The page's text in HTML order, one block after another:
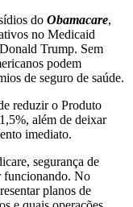
do Obamacare,
no Medicaid
Trump. Sem
podem
de seguro de saúde.
reduzir o Produto
além de deixar
imediato.
segurança de
funcionando. No
planos de